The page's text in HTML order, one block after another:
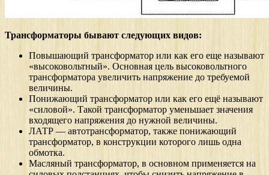
Трансформаторы бывают следующих видов:
Повышающий трансформатор или как его еще называют
«высоковольтный». Основная цель высоковольтного
трансформатора увеличить напряжение до требуемой
величины.
Понижающий трансформатор или как его ещё называют
«силовой». Такой трансформатор уменьшает значения
входящего напряжения до нужной величины.
ЛАТР — автотрансформатор, также понижающий
трансформатор, в конструкции которого лишь одна
обмотка.
Масляный трансформатор, в основном применяется на